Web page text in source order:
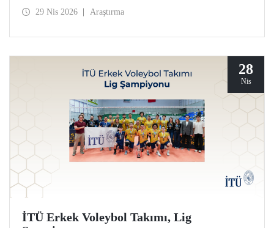
Bursu kapsamında desteklenmeye hak kazandı.
29 Nis 2026 Araştırma
28
Nis
İTÜ Erkek Voleybol Takımı, Lig